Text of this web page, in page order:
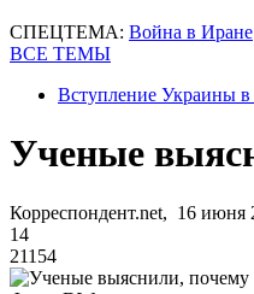
СПЕЦТЕМА: Война в Иране
ВСЕ ТЕМЫ
Вступление Украины
Ученые
Корреспондент.net, 16 июня
14
21154